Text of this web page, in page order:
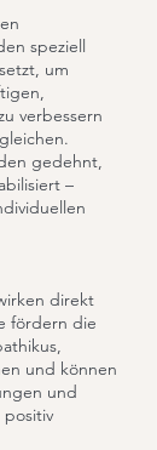
speziell
um
verbessern
gedehnt,
–
direkt
fördern die
und können
und
positiv